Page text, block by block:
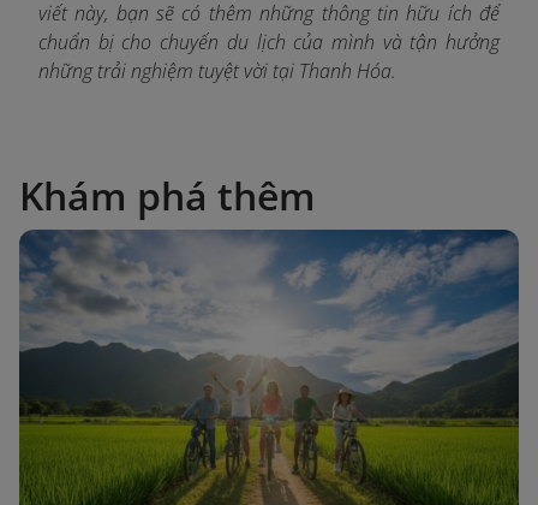
viết này, bạn sẽ có thêm những thông tin hữu ích để
chuẩn bị cho chuyến du lịch của mình và tận hưởng
những trải nghiệm tuyệt vời tại Thanh Hóa.
Khám phá thêm